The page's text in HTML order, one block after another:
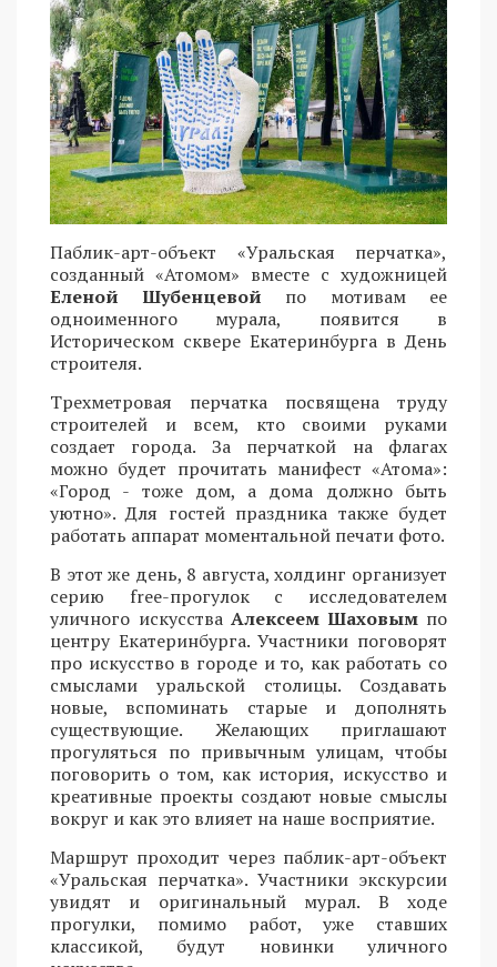
Паблик-арт-объект «Уральская перчатка»,
созданный «Атомом» вместе с художницей
Еленой Шубенцевой по мотивам ее
одноименного мурала, появится в
Историческом сквере Екатеринбурга в День
строителя.
Трехметровая перчатка посвящена труду
строителей и всем, кто своими руками
создает города. За перчаткой на флагах
можно будет прочитать манифест «Атома»:
«Город - тоже дом, а дома должно быть
уютно». Для гостей праздника также будет
работать аппарат моментальной печати фото.
В этот же день, 8 августа, холдинг организует
серию free-прогулок с исследователем
уличного искусства Алексеем Шаховым по
центру Екатеринбурга. Участники поговорят
про искусство в городе и то, как работать со
смыслами уральской столицы. Создавать
новые, вспоминать старые и дополнять
существующие. Желающих приглашают
прогуляться по привычным улицам, чтобы
поговорить о том, как история, искусство и
креативные проекты создают новые смыслы
вокруг и как это влияет на наше восприятие.
Маршрут проходит через паблик-арт-объект
«Уральская перчатка». Участники экскурсии
увидят и оригинальный мурал. В ходе
прогулки, помимо работ, уже ставших
классикой, будут новинки уличного